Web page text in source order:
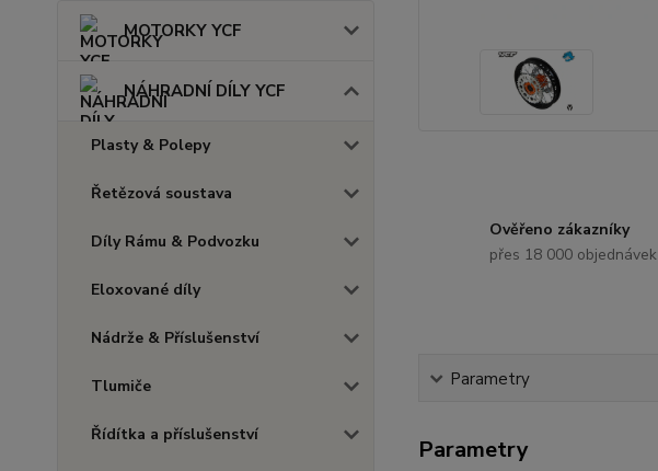
MOTORKY YCF
NÁHRADNÍ DÍLY YCF
Plasty & Polepy
Řetězová soustava
Díly Rámu & Podvozku
Eloxované díly
Nádrže & Příslušenství
Tlumiče
Řídítka a příslušenství
Ověřeno zákazníky
přes 18 000 objednávek
Parametry
Parametry